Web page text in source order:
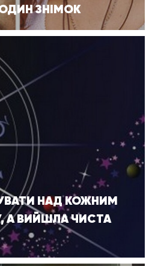
ОДИН ЗНІМОК
НАД КОЖНИМ
А ВИЙШЛА ЧИСТА